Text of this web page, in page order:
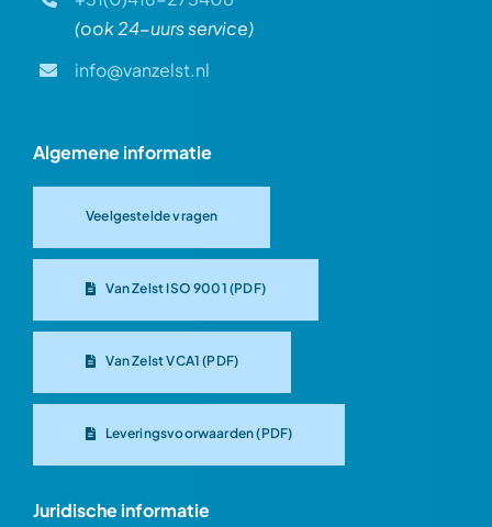
(ook 24-uurs service)
info@vanzelst.nl
Algemene informatie
Veelgestelde vragen
Van Zelst ISO 9001 (PDF)
Van Zelst VCA1 (PDF)
Leveringsvoorwaarden (PDF)
Juridische informatie